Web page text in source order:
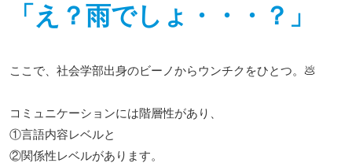
「え？雨でしょ・・・？」
ここで、社会学部出身のビーノからウンチクをひとつ。💩
コミュニケーションには階層性があり、
①言語内容レベルと
②関係性レベルがあります。